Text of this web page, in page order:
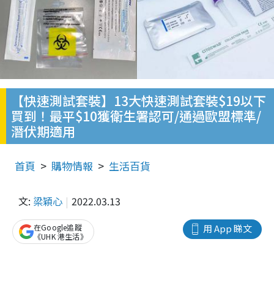
【快速測試套裝】13大快速測試套裝$19以下
買到！最平$10獲衛生署認可/通過歐盟標準/
潛伏期適用
首頁 購物情報 生活百貨
文: 梁穎心 2022.03.13
用 App 睇文
在Google追蹤
《UHK 港生活》